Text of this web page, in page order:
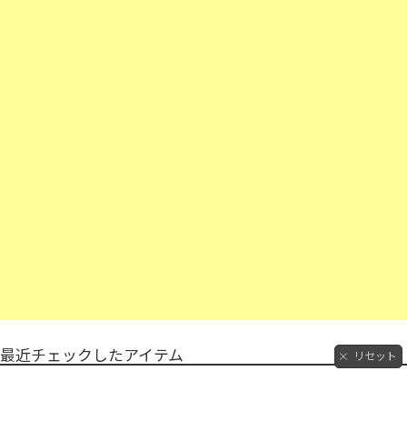
最近チェックしたアイテム リセット